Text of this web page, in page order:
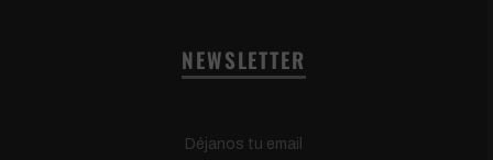
NEWSLETTER
Déjanos tu email